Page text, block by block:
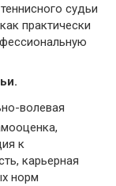
судьи
практически
волевая
к
карьерная
норм